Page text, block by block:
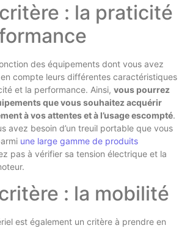
: la praticité
des équipements dont vous avez
compte leurs différentes caractéristiques
et la performance. Ainsi, vous pourrez
que vous souhaitez acquérir
à vos attentes et à l’usage escompté.
avez besoin d’un treuil portable que vous
une large gamme de produits
pas à vérifier sa tension électrique et la
: la mobilité
est également un critère à prendre en